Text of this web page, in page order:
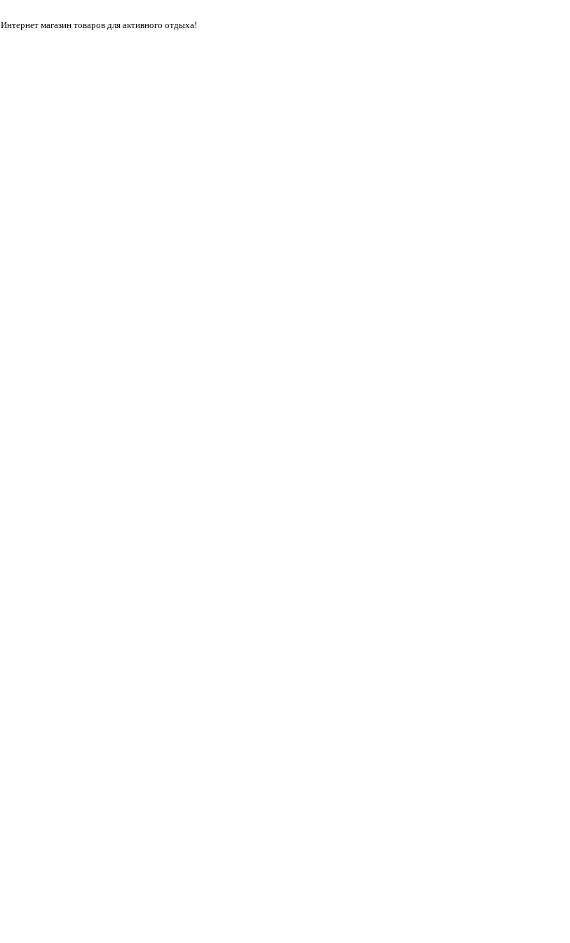
Интернет магазин товаров для активного отдыха!